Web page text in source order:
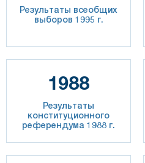
Результаты всеобщих
выборов 1995 г.
1988
Результаты
конституционного
референдума 1988 г.